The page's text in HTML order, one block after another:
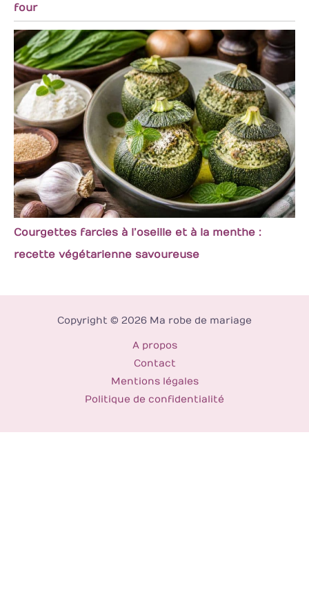
four
Courgettes farcies à l’oseille et à la menthe :
recette végétarienne savoureuse
Copyright © 2026 Ma robe de mariage
A propos
Contact
Mentions légales
Politique de confidentialité